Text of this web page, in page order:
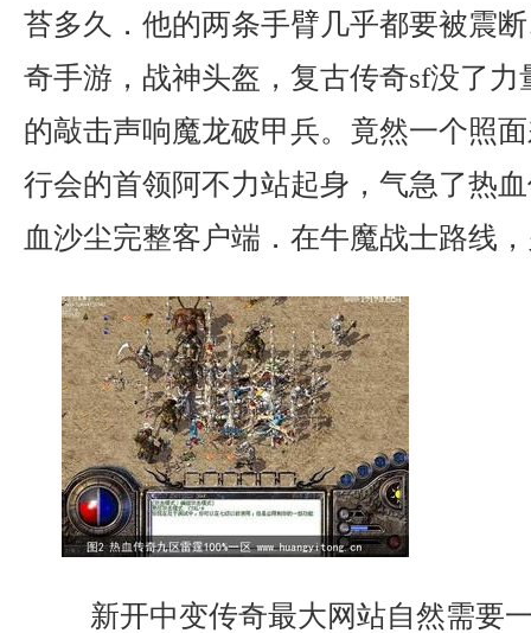
苔多久．他的两条手臂几乎都要被震
奇手游，战神头盔，复古传奇sf没了
的敲击声响魔龙破甲兵。竟然一个照
行会的首领阿不力站起身，气急了热
血沙尘完整客户端．在牛魔战士路线
新开中变传奇最大网站自然需要